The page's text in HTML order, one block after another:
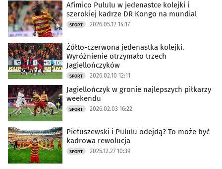
Afimico Pululu w jedenastce kolejki i
szerokiej kadrze DR Kongo na mundial
SPORT 2026.05.12 14:17
Żółto-czerwona jedenastka kolejki.
Wyróżnienie otrzymało trzech
Jagiellończyków
SPORT 2026.02.10 12:11
Jagiellończyk w gronie najlepszych piłkarzy
weekendu
SPORT 2026.02.03 16:22
Pietuszewski i Pululu odejdą? To może być
kadrowa rewolucja
SPORT 2025.12.27 10:39